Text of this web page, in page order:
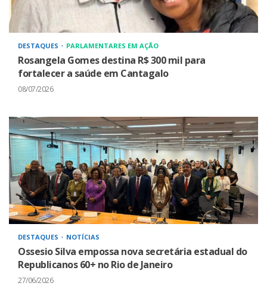
DESTAQUES PARLAMENTARES EM AÇÃO
Rosangela Gomes destina R$ 300 mil para
fortalecer a saúde em Cantagalo
08/07/2026
DESTAQUES NOTÍCIAS
Ossesio Silva empossa nova secretária estadual do
Republicanos 60+ no Rio de Janeiro
27/06/2026